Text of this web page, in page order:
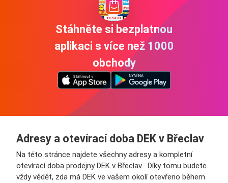
Stáhněte si bezplatnou
aplikaci s více než 1000
obchody
Adresy a otevírací doba DEK v Břeclav
Na této stránce najdete všechny adresy a kompletní
otevírací doba prodejny DEK v Břeclav . Díky tomu budete
vždy vědět, zda má DEK ve vašem okolí otevřeno během